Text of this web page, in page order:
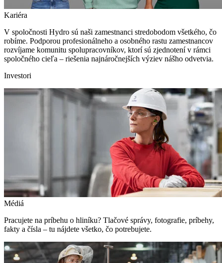
Kariéra
V spoločnosti Hydro sú naši zamestnanci stredobodom všetkého, čo
robíme. Podporou profesionálneho a osobného rastu zamestnancov
rozvíjame komunitu spolupracovníkov, ktorí sú zjednotení v rámci
spoločného cieľa – riešenia najnáročnejších výziev nášho odvetvia.
Investori
Médiá
Pracujete na príbehu o hliníku? Tlačové správy, fotografie, príbehy,
fakty a čísla – tu nájdete všetko, čo potrebujete.